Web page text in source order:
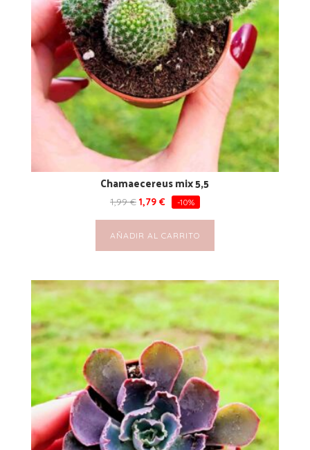
Chamaecereus mix 5,5
1,99€ 1,79 € -10%
AÑADIR AL CARRITO